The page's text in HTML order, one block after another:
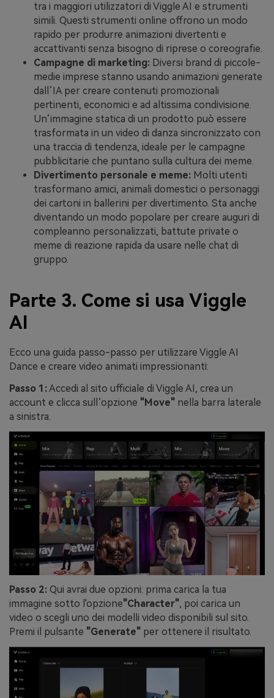
tra i maggiori utilizzatori di Viggle AI e strumenti
simili. Questi strumenti online offrono un modo
rapido per produrre animazioni divertenti e
accattivanti senza bisogno di riprese o coreografie.
Campagne di marketing: Diversi brand di piccole-
medie imprese stanno usando animazioni generate
dall’IA per creare contenuti promozionali
pertinenti, economici e ad altissima condivisione.
Un’immagine statica di un prodotto può essere
trasformata in un video di danza sincronizzato con
una traccia di tendenza, ideale per le campagne
pubblicitarie che puntano sulla cultura dei meme.
Divertimento personale e meme: Molti utenti
trasformano amici, animali domestici o personaggi
dei cartoni in ballerini per divertimento. Sta anche
diventando un modo popolare per creare auguri di
compleanno personalizzati, battute private o
meme di reazione rapida da usare nelle chat di
gruppo.
Parte 3. Come si usa Viggle
AI
Ecco una guida passo-passo per utilizzare Viggle AI
Dance e creare video animati impressionanti:
Passo 1:Accedi al sito ufficiale di Viggle AI, crea un
account e clicca sull’opzione "Move" nella barra laterale
a sinistra.
Passo 2: Qui avrai due opzioni: prima carica la tua
immagine sotto l'opzione"Character", poi carica un
video o scegli uno dei modelli video disponibili sul sito.
Premi il pulsante "Generate" per ottenere il risultato.